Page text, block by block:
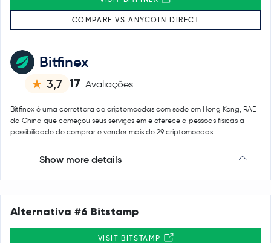
Bitfinex
3,7 17 Avaliações
Bitfinex é uma correttora de criptomoedas com sede em Hong Kong, RAE
da China que começou seus serviços em e oferece a pessoas físicas a
possibilidade de comprar e vender mais de 29 criptomoedas.
Show more details
COMPARE VS ANYCOIN DIRECT
Alternativa #6 Bitstamp
VISIT BITSTAMP